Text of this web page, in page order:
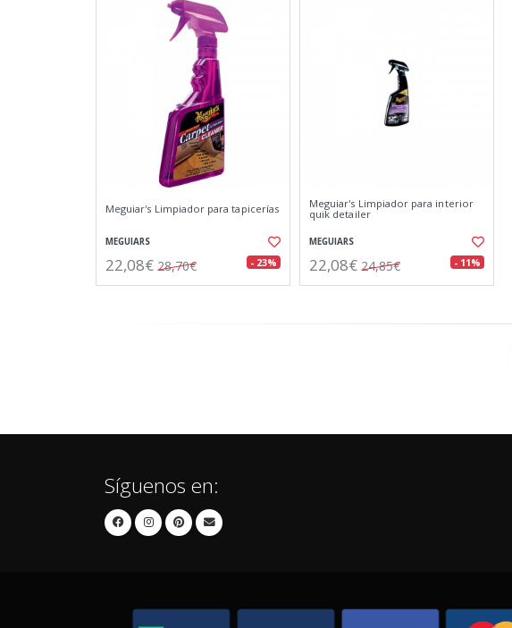
Meguiar's Limpiador para tapicerías
MEGUIARS
22,08€ 28,70€ - 23%
Meguiar's Limpiador para interior
quik detailer
MEGUIARS
22,08€ 24,85€ - 11%
Síguenos en: